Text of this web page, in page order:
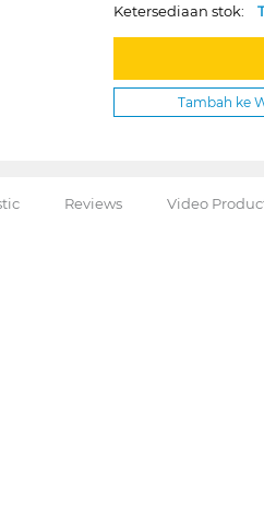
Ketersediaan stok:
Tambah ke
Reviews Video